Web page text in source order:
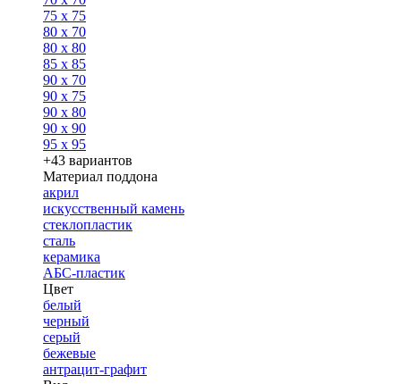
75 x 75
80 x 70
80 x 80
85 x 85
90 x 70
90 x 75
90 x 80
90 x 90
95 x 95
+43 вариантов
Материал поддона
акрил
искусственный камень
стеклопластик
сталь
керамика
АБС-пластик
Цвет
белый
черный
серый
бежевые
антрацит-графит